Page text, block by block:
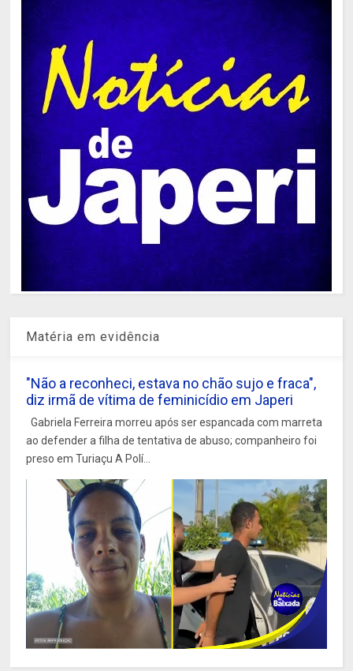
Matéria em evidência
"Não a reconheci, estava no chão sujo e fraca",
diz irmã de vítima de feminicídio em Japeri
Gabriela Ferreira morreu após ser espancada com marreta
ao defender a filha de tentativa de abuso; companheiro foi
preso em Turiaçu A Polí...